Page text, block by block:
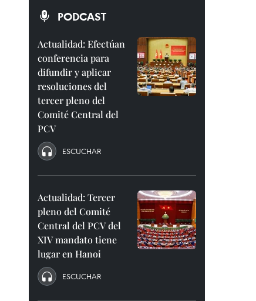
PODCAST
Actualidad: Efectúan
conferencia para
difundir y aplicar
resoluciones del
tercer pleno del
Comité Central del
PCV
ESCUCHAR
Actualidad: Tercer
pleno del Comité
Central del PCV del
XIV mandato tiene
lugar en Hanoi
ESCUCHAR